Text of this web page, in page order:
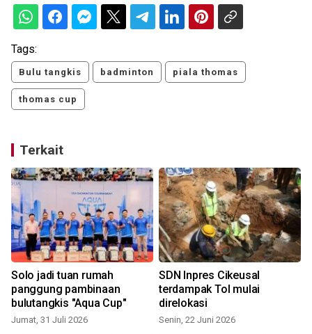
Tags:
Bulu tangkis badminton piala thomas
thomas cup
Terkait
Solo jadi tuan rumah
panggung pambinaan
bulutangkis "Aqua Cup"
Jumat, 31 Juli 2026
SDN Inpres Cikeusal
terdampak Tol mulai
direlokasi
Senin, 22 Juni 2026